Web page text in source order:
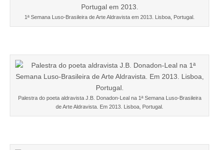
1ª Semana Luso-Brasileira de Arte Aldravista em 2013. Lisboa, Portugal.
Palestra do poeta aldravista J.B. Donadon-Leal na 1ª Semana Luso-Brasileira
de Arte Aldravista. Em 2013. Lisboa, Portugal.